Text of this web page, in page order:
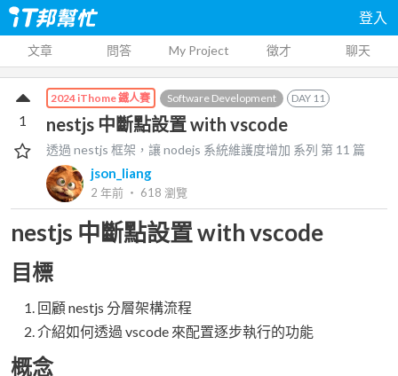
登入
文章 問答 My Project 徵才 聊天
2024 iThome 鐵人賽 Software Development DAY 11
nestjs 中斷點設置 with vscode
透過 nestjs 框架，讓 nodejs 系統維護度增加 系列 第 11 篇
json_liang
2 年前 ‧ 618 瀏覽
1
nestjs 中斷點設置 with vscode
目標
回顧 nestjs 分層架構流程
介紹如何透過 vscode 來配置逐步執行的功能
概念